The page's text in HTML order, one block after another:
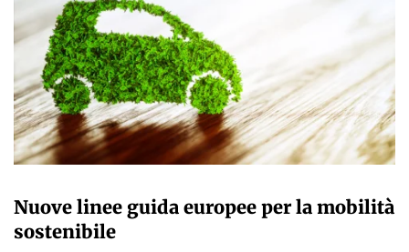
Nuove linee guida europee per la mobilità
sostenibile